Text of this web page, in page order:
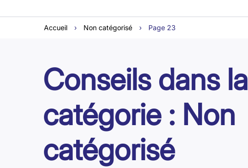
Accueil › Non catégorisé › Page 23
Conseils dans la
catégorie : Non
catégorisé